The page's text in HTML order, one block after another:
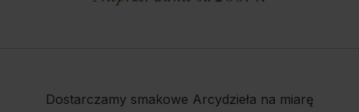
Dostarczamy smakowe Arcydzieła na miarę